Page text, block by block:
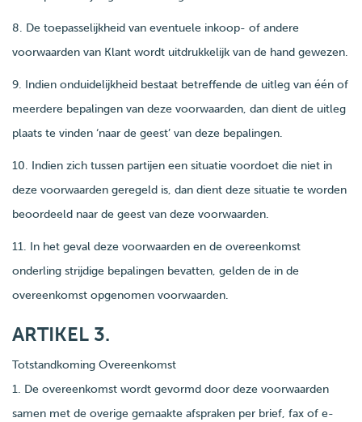
8. De toepasselijkheid van eventuele inkoop- of andere
voorwaarden van Klant wordt uitdrukkelijk van de hand gewezen.
9. Indien onduidelijkheid bestaat betreffende de uitleg van één of
meerdere bepalingen van deze voorwaarden, dan dient de uitleg
plaats te vinden ‘naar de geest’ van deze bepalingen.
10. Indien zich tussen partijen een situatie voordoet die niet in
deze voorwaarden geregeld is, dan dient deze situatie te worden
beoordeeld naar de geest van deze voorwaarden.
11. In het geval deze voorwaarden en de overeenkomst
onderling strijdige bepalingen bevatten, gelden de in de
overeenkomst opgenomen voorwaarden.
ARTIKEL 3.
Totstandkoming Overeenkomst
1. De overeenkomst wordt gevormd door deze voorwaarden
samen met de overige gemaakte afspraken per brief, fax of e-